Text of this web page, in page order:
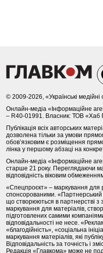
© 2009-2026, «Українські
Онлайн-медіа «Інформаційне
– R40-01991. Власник: ТОВ «Хаб
Публікація всіх авторських
дозволена тільки за умови
обов’язковим є розміщення
лінка у першому абзаці на
Онлайн-медіа «Інформаційне
старше 21 року. Переглядаючи
відповідність віковим
«Спецпроєкт» – маркування для
спонсорованими. «Партнерський
що створюються в партнерстві
маркування для матеріалів,
підготовлених самими
відповідальності не несе.
«благодійність», «соціальна
маркування матеріалів, які
Відповідальність за точність і
Редакція «Главкома» може не